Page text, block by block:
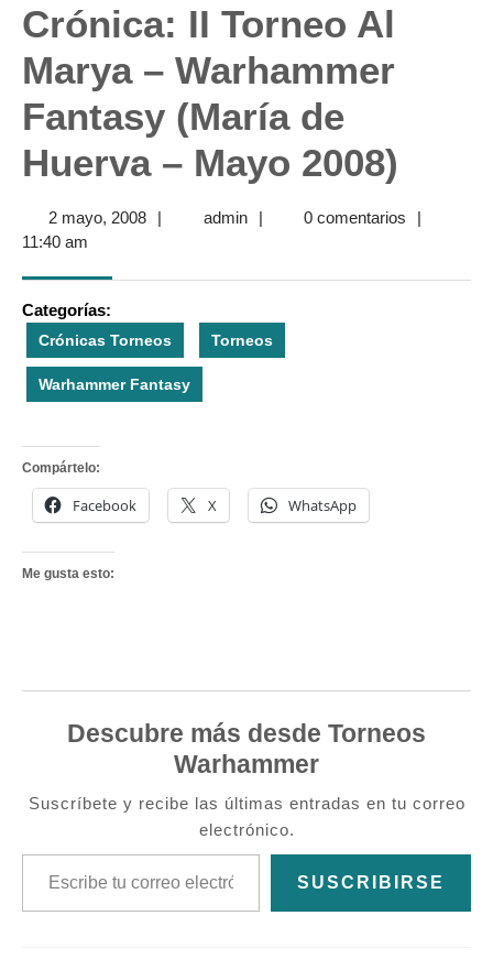
Crónica: II Torneo Al
Marya – Warhammer
Fantasy (María de
Huerva – Mayo 2008)
2 mayo, 20082
| adminadmin
| 0 comentarios
|
11:40 am
Categorías:
Crónicas Torneos Torneos
Warhammer Fantasy
Compártelo:
Facebook X WhatsApp
Me gusta esto:
Descubre más desde Torneos
Warhammer
Suscríbete y recibe las últimas entradas en tu correo
electrónico.
Escribe tu correo electrónico…
SUSCRIBIRSE